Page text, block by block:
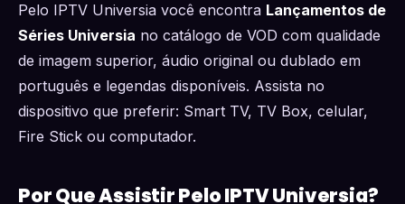
Pelo IPTV Universia você encontra Lançamentos de
Séries Universia no catálogo de VOD com qualidade
de imagem superior, áudio original ou dublado em
português e legendas disponíveis. Assista no
dispositivo que preferir: Smart TV, TV Box, celular,
Fire Stick ou computador.
Por Que Assistir Pelo IPTV Universia?